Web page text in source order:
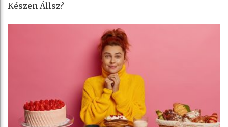
Készen Állsz?